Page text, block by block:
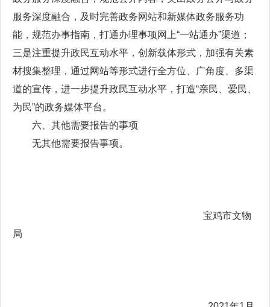
服务深度融合，及时完善政务网站和新媒体政务服务功
能，规范办事指南，打通办理事项网上“一站通办”渠道；
三是注重提升政民互动水平，创新载体形式，加强有关素
材搜集整理，通过网站等形式进行全方位、广角度、多渠
道的宣传，进一步提升政民互动水平，打造“亲民、爱民、
为民”的政务媒体平台。
六、其他需要报告的事项
无其他需要报告事项。
宝鸡市文物
局